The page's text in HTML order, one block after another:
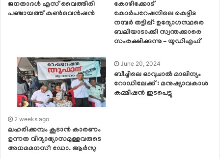
ജനതാദൾ എസ് വൈത്തിരി
പഞ്ചായത്ത്‌ കൺവെൻഷൻ
കോഴിക്കോട്
കോർപറേഷനിലെ കെട്ടിട
നമ്പർ തട്ടിപ്പ്: ഉദ്യോഗസ്ഥരെ
ബലിയാടാക്കി സ്വന്തക്കാരെ
സംരക്ഷിക്കുന്നു – യുഡിഎഫ്
2 weeks ago
ലഹരിക്കമ്പം കൂടാൻ കാരണം
ഉന്നത വിദ്യാഭ്യാസമുള്ളവരുടെ
അധമമനസ്: ഡോ. ആർസു
June 20, 2024
ബീച്ചിലെ ഓവുചാൽ മാലിന്യം
റോഡിലേക്ക് : മനുഷ്യാവകാശ
കമ്മീഷൻ ഇടപെട്ടു